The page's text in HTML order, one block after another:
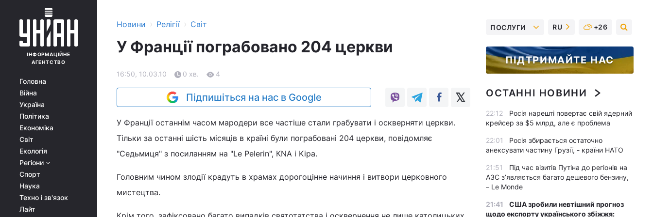
ІНФОРМАЦІЙНЕ
АГЕНТСТВО
Головна
Війна
Україна
Політика
Економіка
Світ
Екологія
Регіони
Спорт
Наука
Техно і зв'язок
Лайт
Новини › Релігії › Світ
У Франції пограбовано 204 церкви
16:50, 10.03.10 0 хв. 4
Підпишіться на нас в Google
У Франції останнім часом мародери все частіше стали грабувати і оскверняти церкви.
Тільки за останні шість місяців в країні були пограбовані 204 церкви, повідомляє
"Седьмиця" з посиланням на "Le Pelerin", КNA і Kipa.
Головним чином злодії крадуть в храмах дорогоцінне начиння і витвори церковного
мистецтва.
ПОСЛУГИ RU +26
ПІДТРИМАЙТЕ НАС
ОСТАННІ НОВИНИ
22:12
Росія нарешті повертає свій ядерний
крейсер за $5 млрд, але є проблема
22:01
Росія збирається остаточно
анексувати частину Грузії, - країни НАТО
21:51
Під час візитів Путіна до регіонів на
АЗС з’являється багато дешевого бензину,
– Le Monde
21:41
США зробили невтішний прогноз
щодо експорту українського збіжжя: